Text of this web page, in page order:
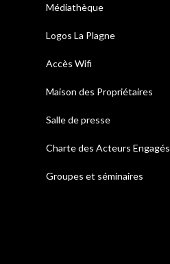
Médiathèque
Logos La Plagne
Accès Wifi
Maison des Propriétaires
Salle de presse
Charte des Acteurs Engagés
Groupes et séminaires